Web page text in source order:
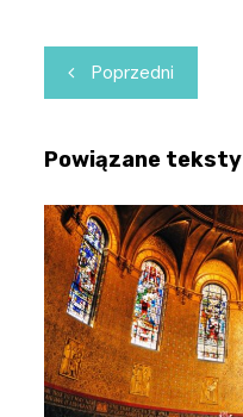
Nawigacja
wpisu
Poprzedni
Powiązane teksty